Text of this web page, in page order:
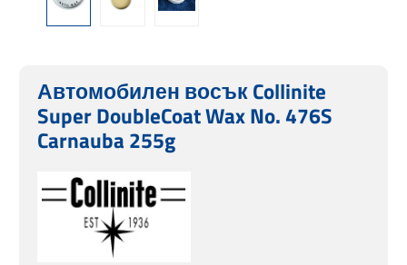
Автомобилен восък Collinite
Super DoubleCoat Wax No. 476S
Carnauba 255g